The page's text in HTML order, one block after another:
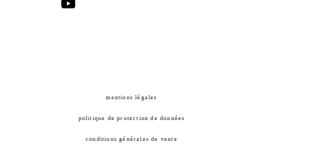
mentions légales
politique de protection de données
conditions générales de vente